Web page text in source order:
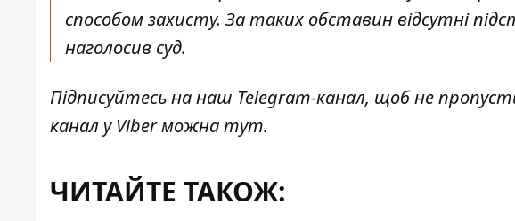
способом захисту. За таких обставин відсутні
наголосив суд.
Підписуйтесь на наш Telegram-канал, щоб не
канал у Viber можнатут.
ЧИТАЙТЕ ТАКОЖ: